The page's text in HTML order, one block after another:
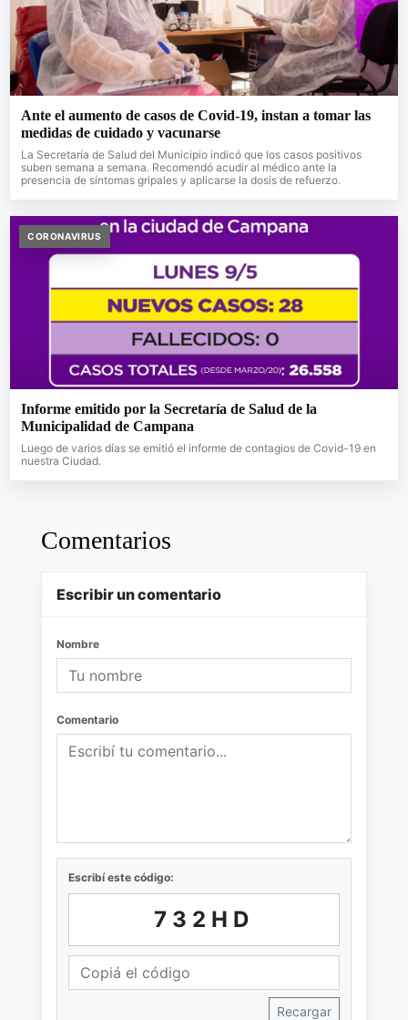
Ante el aumento de casos de Covid-19, instan a tomar las
medidas de cuidado y vacunarse
La Secretaría de Salud del Municipio indicó que los casos positivos
suben semana a semana. Recomendó acudir al médico ante la
presencia de síntomas gripales y aplicarse la dosis de refuerzo.
CORONAVIRUS
Informe emitido por la Secretaría de Salud de la
Municipalidad de Campana
Luego de varios días se emitió el informe de contagios de Covid-19 en
nuestra Ciudad.
Comentarios
Escribir un comentario
Nombre
Comentario
Escribí este código:
732HD
Recargar